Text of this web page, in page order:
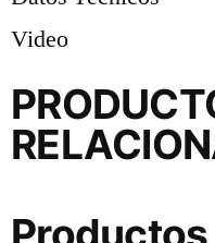
Video